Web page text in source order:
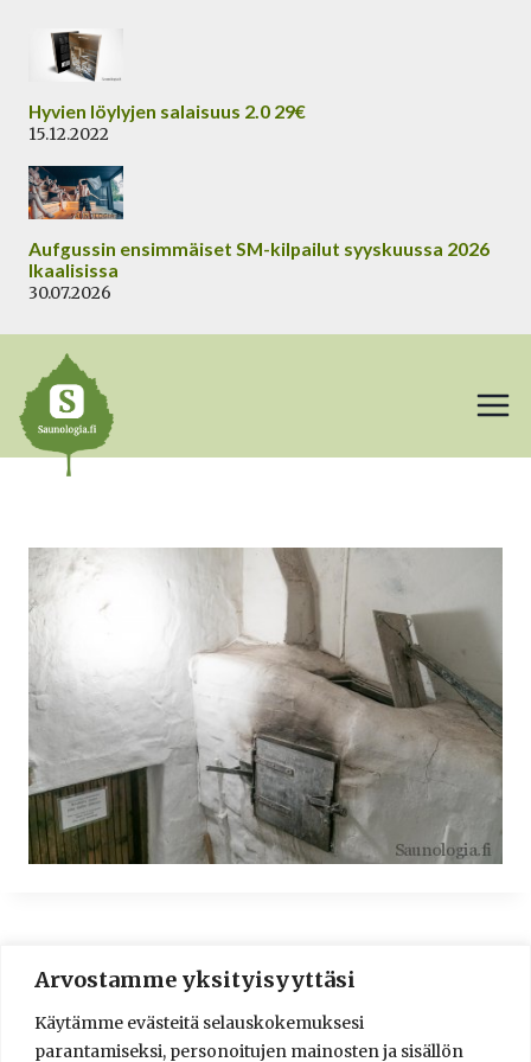
Arvostamme yksityisyyttäsi
Käytämme evästeitä selauskokemuksesi
parantamiseksi, personoitujen mainosten ja sisällön
sisältöön
Hyvien löylyjen salaisuus 2.0 29€
15.12.2022
Aufgussin ensimmäiset SM-kilpailut syyskuussa 2026
Ikaalisissa
30.07.2026
© 2016-2025 Lassi A. Liikkanen
info@saunologia.fi